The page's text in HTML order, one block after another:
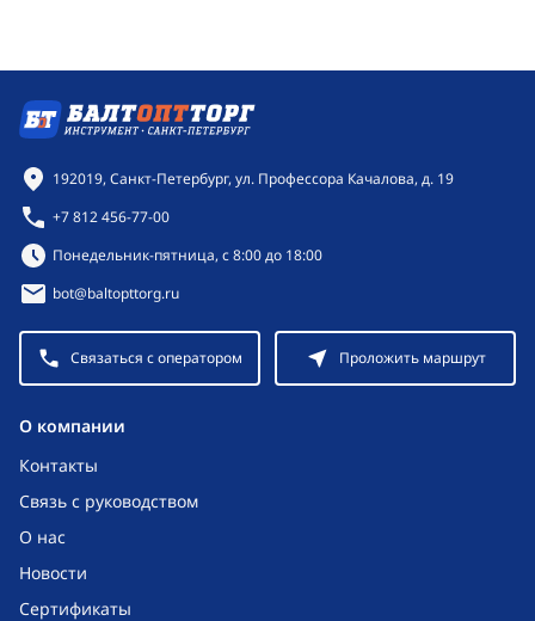
O компании
Контакты
Связь с руководством
О нас
Новости
Сертификаты
Контактная информация
192019, Санкт-Петербург, ул. Профессора Качалова, д. 19
+7 812 456-77-00
Режим работы:
Понедельник-пятница, с 8:00 до 18:00
bot@baltopttorg.ru
Связаться с оператором Проложить маршрут